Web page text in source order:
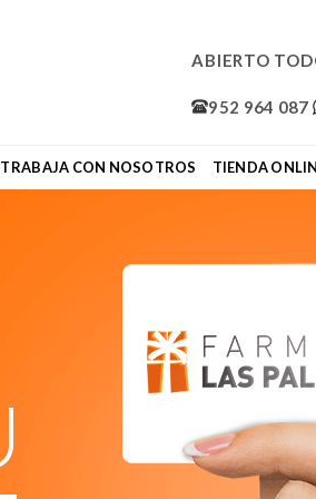
ABIERTO
952 964 087
TRABAJA CON NOSOTROS TIENDA